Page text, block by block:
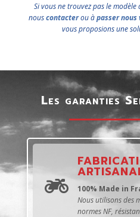
Si vous ne trouvez pas le modèle
nouscontacterou àpasser
vous proposions une
Les garanties

100% Made in
Nous utilisons des
normes NF,